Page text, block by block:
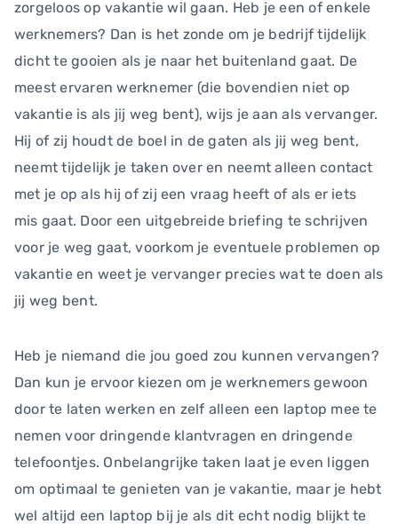
zorgeloos op vakantie wil gaan. Heb je een of enkele
werknemers? Dan is het zonde om je bedrijf tijdelijk
dicht te gooien als je naar het buitenland gaat. De
meest ervaren werknemer (die bovendien niet op
vakantie is als jij weg bent), wijs je aan als vervanger.
Hij of zij houdt de boel in de gaten als jij weg bent,
neemt tijdelijk je taken over en neemt alleen contact
met je op als hij of zij een vraag heeft of als er iets
mis gaat. Door een uitgebreide briefing te schrijven
voor je weg gaat, voorkom je eventuele problemen op
vakantie en weet je vervanger precies wat te doen als
jij weg bent.
Heb je niemand die jou goed zou kunnen vervangen?
Dan kun je ervoor kiezen om je werknemers gewoon
door te laten werken en zelf alleen een laptop mee te
nemen voor dringende klantvragen en dringende
telefoontjes. Onbelangrijke taken laat je even liggen
om optimaal te genieten van je vakantie, maar je hebt
wel altijd een laptop bij je als dit echt nodig blijkt te